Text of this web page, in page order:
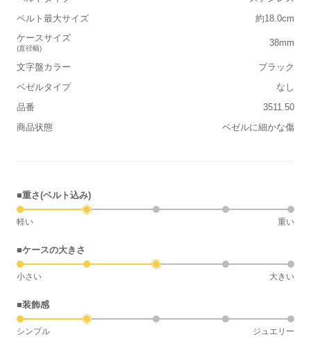
ベルト最大サイズ
約18.0cm
ケースサイズ
(直径幅)
38mm
文字盤カラー
ブラック
ベゼルタイプ
なし
品番
3511.50
商品状態
ベゼルに細かな傷
■重さ(ベルト込み)
軽い 重い
■ケースの大きさ
小さい 大きい
■装飾感
シンプル ジュエリー